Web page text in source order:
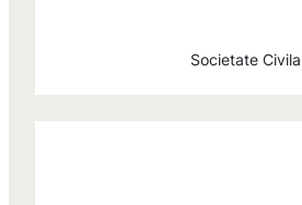
Societate Civila